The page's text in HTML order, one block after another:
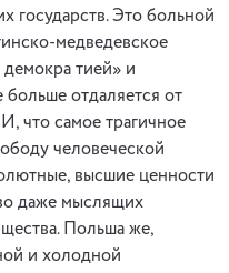
государств. Это больной
медведевское
демокра тией» и
отдаляется от
что самое трагичное
человеческой
высшие ценности
даже мыслящих
Польша же,
и холодной